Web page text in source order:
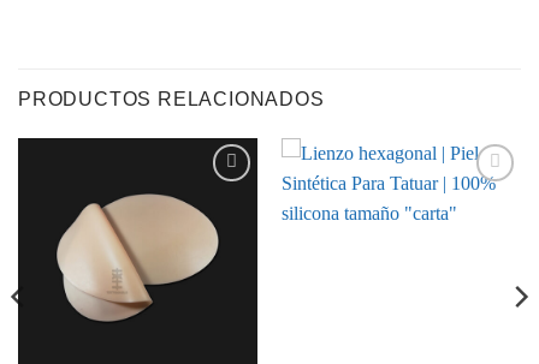
PRODUCTOS RELACIONADOS
lista de
deseos